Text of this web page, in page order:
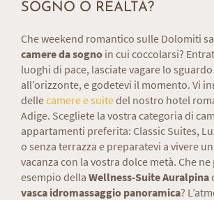
SOGNO O REALTÀ?
Che weekend romantico sulle Dolomiti
camere da sogno in cui coccolarsi?
luoghi di pace, lasciate vagare lo
all’orizzonte, e godetevi il momento. Vi
dellecamere e suitedel nostro hotel
Adige. Scegliete la vostra categoria di
appartamenti preferita: Classic Suites,
o senza terrazza e preparatevi a vivere
vacanza con la vostra dolce metà. Che ne
esempio della Wellness-Suite Auralpina
vasca idromassaggio panoramica?